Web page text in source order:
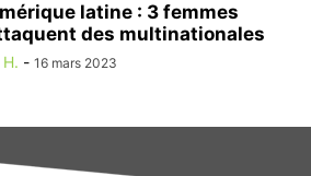
latine : 3 femmes
des multinationales
H. - 16 mars 2023